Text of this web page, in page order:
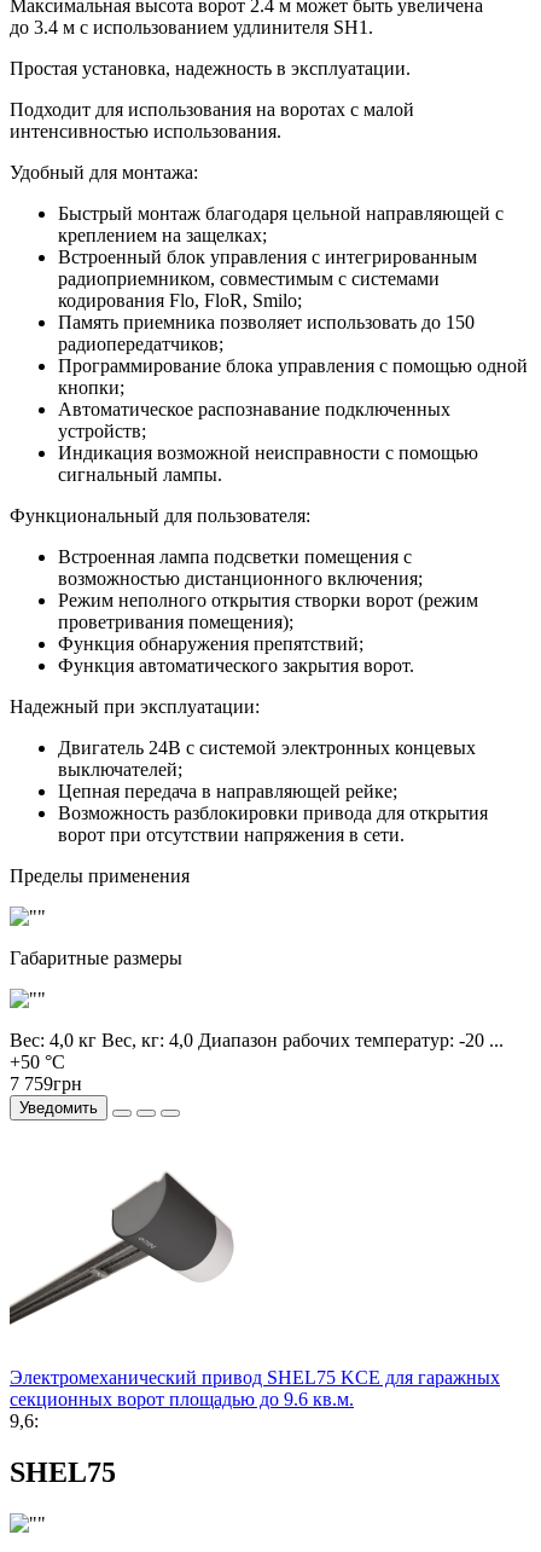
Максимальная высота ворот 2.4 м может быть увеличена
до 3.4 м с использованием удлинителя SH1.
Простая установка, надежность в эксплуатации.
Подходит для использования на воротах с малой
интенсивностью использования.
Удобный для монтажа:
Быстрый монтаж благодаря цельной направляющей с
креплением на защелках;
Встроенный блок управления с интегрированным
радиоприемником, совместимым с системами
кодирования Flo, FloR, Smilo;
Память приемника позволяет использовать до 150
радиопередатчиков;
Программирование блока управления с помощью одной
кнопки;
Автоматическое распознавание подключенных
устройств;
Индикация возможной неисправности с помощью
сигнальный лампы.
Функциональный для пользователя:
Встроенная лампа подсветки помещения с
возможностью дистанционного включения;
Режим неполного открытия створки ворот (режим
проветривания помещения);
Функция обнаружения препятствий;
Функция автоматического закрытия ворот.
Надежный при эксплуатации:
Двигатель 24В с системой электронных концевых
выключателей;
Цепная передача в направляющей рейке;
Возможность разблокировки привода для открытия
ворот при отсутствии напряжения в сети.
Пределы применения
Габаритные размеры
Вес: 4,0 кг Вес, кг: 4,0 Диапазон рабочих температур: -20 ...
+50 °C
7 759грн
Уведомить
Электромеханический привод SHEL75 KCE для гаражных
секционных ворот площадью до 9.6 кв.м.
9,6:
SHEL75